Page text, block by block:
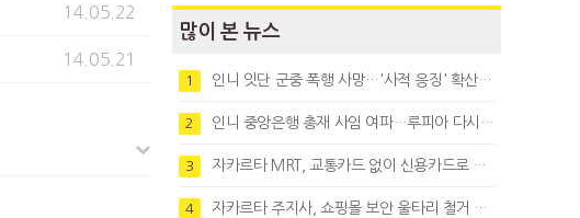
14.05.22
14.05.21
많이 본 뉴스
1 인니 잇단 군중 폭행 사망…'사적 응징' 확산에 법치 우려
2 인니 중앙은행 총재 사임 여파…루피아 다시 1만8천대로 약세
3 자카르타 MRT, 교통카드 없이 신용카드로 바로 탄다
4 자카르타 주지사, 쇼핑몰 보안 울타리 철거 요청…"치안 문제없다"